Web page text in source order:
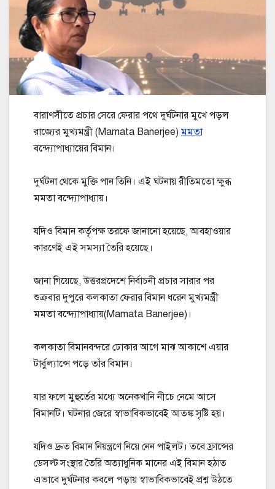
বারাণসীতে প্রচার সেরে ফেরার পথে দুর্ঘটনার মুখে পড়ল
রাজ্যের মুখ্যমন্ত্রী (Mamata Banerjee)মমতা
বন্দ্যোপাধ্যায়ের বিমান।
দুর্ঘটনা থেকে মুক্তি পান তিনি। এই ঘটনায় রীতিমতো ক্ষুব্ধ
মমতা বন্দ্যোপাধ্যায়।
যদিও বিমান কর্তৃপক্ষ তরফে জানানো হয়েছে, আবহাওয়ার
কারণেই এই সমস্যা তৈরি হয়েছে।
জানা গিয়েছে, উত্তরপ্রদেশে নির্বাচনী প্রচার সারার পর
শুক্রবার দুপুরে কলকাতা ফেরার বিমান ধরেন মুখ্যমন্ত্রী
মমতা বন্দ্যোপাধ্যায়(Mamata Banerjee)।
কলকাতা বিমানবন্দরে ঢোকার আগে মাঝ আকাশে এয়ার
টার্বুল্যান্সে পড়ে তাঁর বিমান।
যার ফলে মুহুর্তের মধ্যে অনেকখানি নীচে নেমে আসে
বিমানটি। ঘটনার জেরে স্বাভাবিকভাবেই আতঙ্ক সৃষ্টি হয়।
যদিও দ্রুত বিমান নিয়ন্ত্রণে নিয়ে নেন পাইলট। তবে ফ্রান্সের
ডেসল্ট সংস্থার তৈরি অত্যাধুনিক মানের এই বিমান হঠাত্‍
এভাবে দুর্ঘটনার কবলে পড়ায় স্বাভাবিকভাবেই প্রশ্ন উঠতে